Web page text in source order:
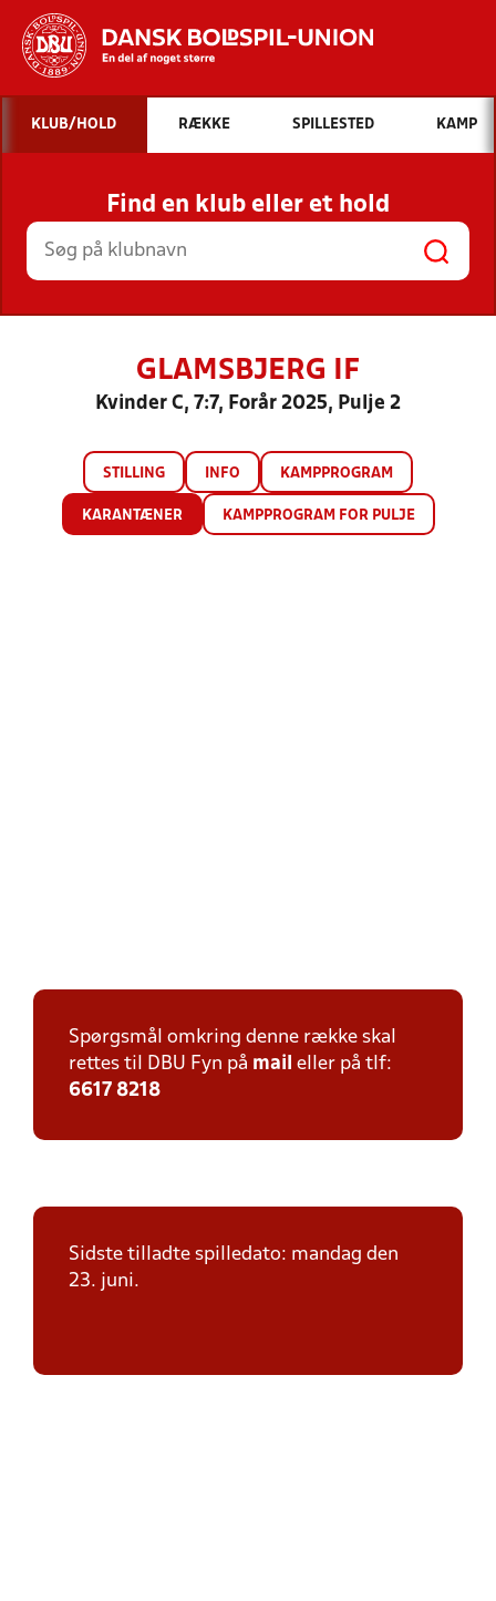
Hvad vil du søge efter?
INDHOLD OG NYHEDER
STILLINGER, RESULTATER, KLUBBER OG
HOLD
KLUB/HOLD RÆKKE SPILLESTED KAMP
Find en klub eller et hold
GLAMSBJERG IF
Kvinder C, 7:7, Forår 2025, Pulje 2
STILLING INFO KAMPPROGRAM
KARANTÆNER KAMPPROGRAM FOR PULJE
Spørgsmål omkring denne række skal
rettes til DBU Fyn på mail eller på tlf:
6617 8218
Sidste tilladte spilledato: mandag den
23. juni.